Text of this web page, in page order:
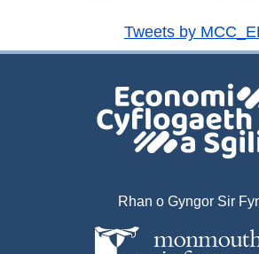
Tweets by
Rhan o Gyngor Sir